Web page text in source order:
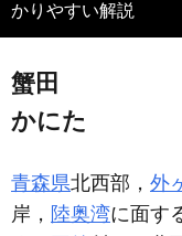
かりやすい解説
蟹田
かにた
青森県北西部， 外
岸， 陸奥湾に面す